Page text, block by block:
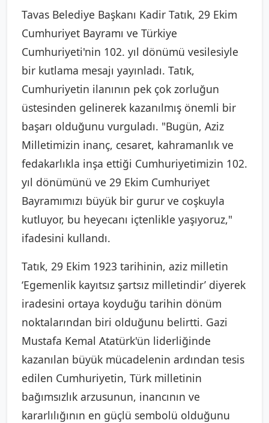
Tavas Belediye Başkanı Kadir Tatık, 29 Ekim
Cumhuriyet Bayramı ve Türkiye
Cumhuriyeti'nin 102. yıl dönümü vesilesiyle
bir kutlama mesajı yayınladı. Tatık,
Cumhuriyetin ilanının pek çok zorluğun
üstesinden gelinerek kazanılmış önemli bir
başarı olduğunu vurguladı. "Bugün, Aziz
Milletimizin inanç, cesaret, kahramanlık ve
fedakarlıkla inşa ettiği Cumhuriyetimizin 102.
yıl dönümünü ve 29 Ekim Cumhuriyet
Bayramımızı büyük bir gurur ve coşkuyla
kutluyor, bu heyecanı içtenlikle yaşıyoruz,"
ifadesini kullandı.
Tatık, 29 Ekim 1923 tarihinin, aziz milletin
‘Egemenlik kayıtsız şartsız milletindir’ diyerek
iradesini ortaya koyduğu tarihin dönüm
noktalarından biri olduğunu belirtti. Gazi
Mustafa Kemal Atatürk'ün liderliğinde
kazanılan büyük mücadelenin ardından tesis
edilen Cumhuriyetin, Türk milletinin
bağımsızlık arzusunun, inancının ve
kararlılığının en güçlü sembolü olduğunu